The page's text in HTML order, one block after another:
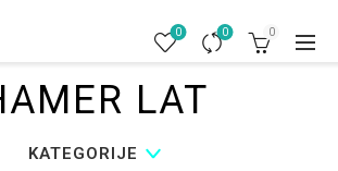
0 0 0
LAT
KATEGORIJE